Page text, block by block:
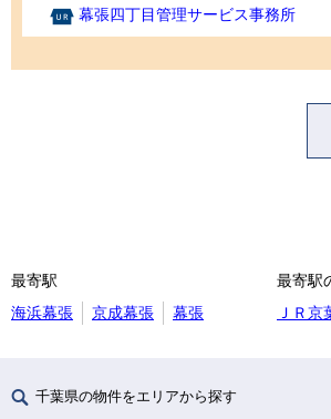
幕張四丁目管理サービス事務所
最寄駅
海浜幕張
京成幕張 幕張
最寄駅
ＪＲ京
千葉県の物件をエリアから探す